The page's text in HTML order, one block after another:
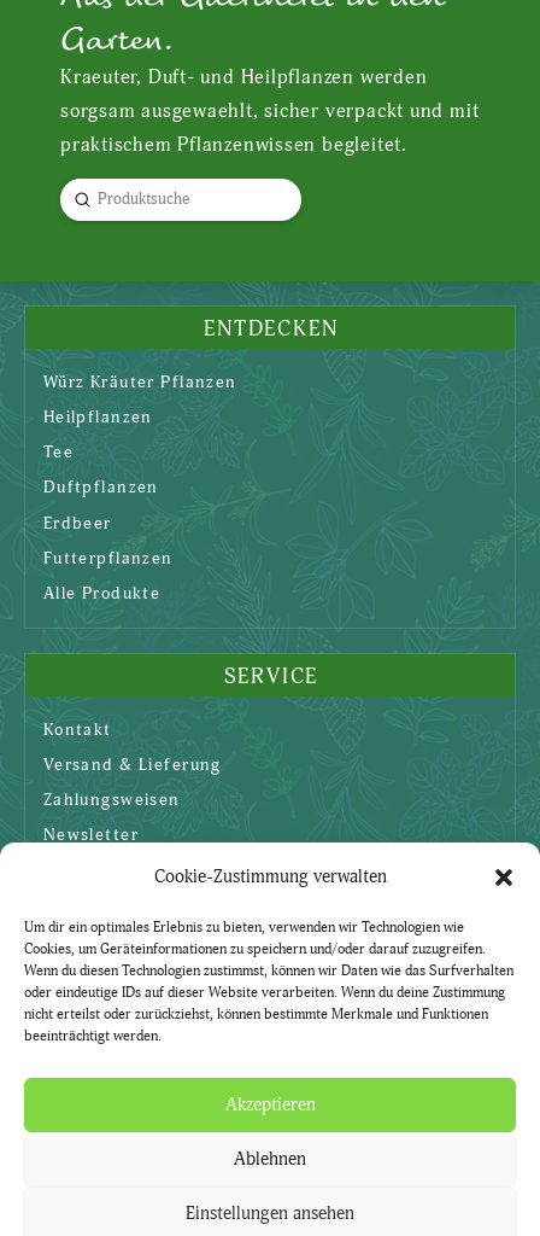
Cookie-Zustimmung verwalten
Um dir ein optimales Erlebnis zu bieten, verwenden wir Technologien wie
Cookies, um Geräteinformationen zu speichern und/oder darauf zuzugreifen.
Wenn du diesen Technologien zustimmst, können wir Daten wie das Surfverhalten
oder eindeutige IDs auf dieser Website verarbeiten. Wenn du deine Zustimmung
nicht erteilst oder zurückziehst, können bestimmte Merkmale und Funktionen
beeinträchtigt werden.
Akzeptieren
Ablehnen
Einstellungen ansehen
Garten.
Kraeuter, Duft- und Heilpflanzen werden
sorgsam ausgewaehlt, sicher verpackt und mit
praktischem Pflanzenwissen begleitet.
Search
Submit
ENTDECKEN
Würz Kräuter Pflanzen
Heilpflanzen
Tee
Duftpflanzen
Erdbeer
Futterpflanzen
Alle Produkte
SERVICE
Kontakt
Versand & Lieferung
Zahlungsweisen
Newsletter
SICHERHEIT
AGBs
Datenschutzerklärung
Widerruf
Impressum
Natürlich. Mit Kräutern.